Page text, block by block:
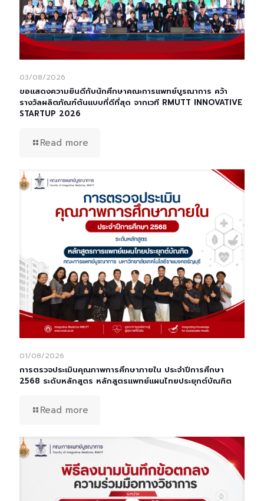
03/08/2026
ขอแสดงความยินดีกับนักศึกษาคณะการแพทย์บูรณาการ คว้า
รางวัลผลิตภัณฑ์ต้นแบบที่ดีที่สุด จากเวที RMUTT INNOVATIVE
STARTUP 2026
Read more
01/08/2026
การตรวจประเมินคุณภาพการศึกษาภายใน ประจำปีการศึกษา
2568 ระดับหลักสูตร หลักสูตรแพทย์แผนไทยประยุกต์บัณฑิต
Read more